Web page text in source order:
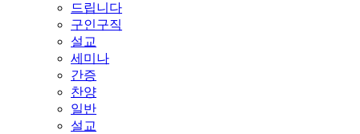
드립니다
구인구직
설교
세미나
간증
찬양
일반
설교